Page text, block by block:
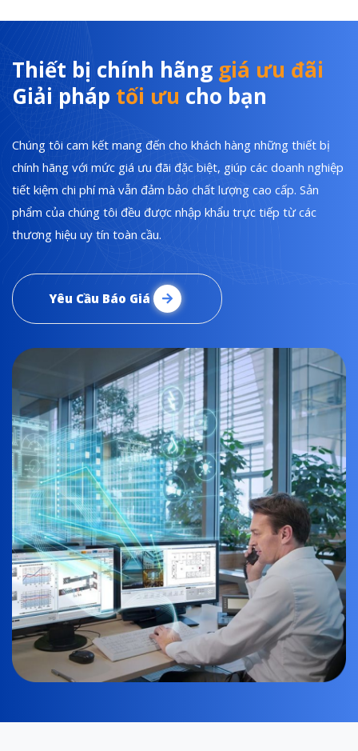
Thiết bị chính hãng giá ưu đãi
Giải pháp tối ưu cho bạn
Chúng tôi cam kết mang đến cho khách hàng những thiết bị
chính hãng với mức giá ưu đãi đặc biệt, giúp các doanh nghiệp
tiết kiệm chi phí mà vẫn đảm bảo chất lượng cao cấp. Sản
phẩm của chúng tôi đều được nhập khẩu trực tiếp từ các
thương hiệu uy tín toàn cầu.
Yêu Cầu Báo Giá